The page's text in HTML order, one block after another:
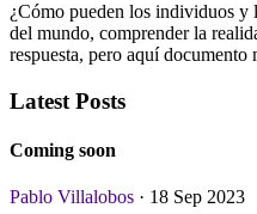
¿Cómo pueden los individuos y
del mundo, comprender la
respuesta, pero aquí documento
Latest Posts
Coming soon
Pablo Villalobos · 18 Sep 2023